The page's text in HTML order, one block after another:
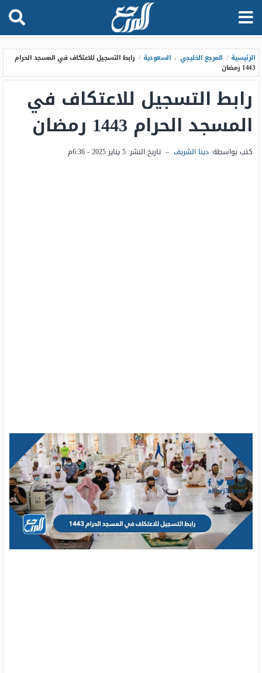
الرئيسية / المرجع الخليجي ، السعودية / رابط التسجيل للاعتكاف في المسجد الحرام
1443 رمضان
رابط التسجيل للاعتكاف في
المسجد الحرام 1443 رمضان
كتب بواسطة: دينا الشريف – تاريخ النشر: 5 يناير 2025 - 6:36م